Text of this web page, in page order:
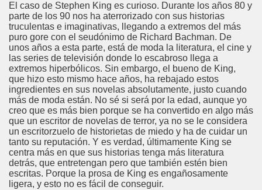
El caso de Stephen King es curioso. Durante los años 80 y
parte de los 90 nos ha aterrorizado con sus historias
truculentas e imaginativas, llegando a extremos del más
puro gore con el seudónimo de Richard Bachman. De
unos años a esta parte, está de moda la literatura, el cine y
las series de televisión donde lo escabroso llega a
extremos hiperbólicos. Sin embargo, el bueno de King,
que hizo esto mismo hace años, ha rebajado estos
ingredientes en sus novelas absolutamente, justo cuando
más de moda están. No sé si será por la edad, aunque yo
creo que es más bien porque se ha convertido en algo más
que un escritor de novelas de terror, ya no se le considera
un escritorzuelo de historietas de miedo y ha de cuidar un
tanto su reputación. Y es verdad, últimamente King se
centra más en que sus historias tenga más literatura
detrás, que entretengan pero que también estén bien
escritas. Porque la prosa de King es engañosamente
ligera, y esto no es fácil de conseguir.